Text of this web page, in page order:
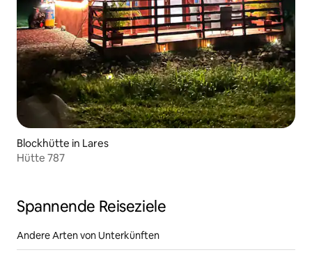
Blockhütte in Lares
Hütte 787
Spannende Reiseziele
Andere Arten von Unterkünften